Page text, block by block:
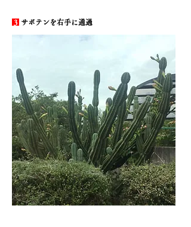
3 サボテンを右手に通過